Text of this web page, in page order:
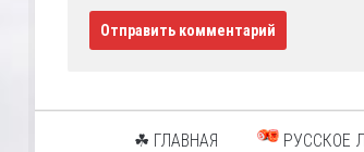
☘ ГЛАВНАЯ РУССКОЕ